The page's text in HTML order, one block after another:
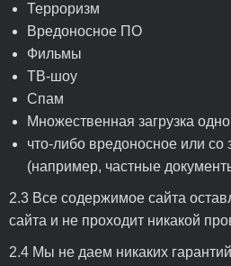
Терроризм
Вредоносное ПО
Фильмы
ТВ-шоу
Спам
Множественная загрузка
что-либо вредоносное или
(например, частные
2.3 Все содержимое сайта
сайта и не проходит никакой
2.4 Мы не даем никаких